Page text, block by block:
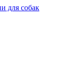
для собак